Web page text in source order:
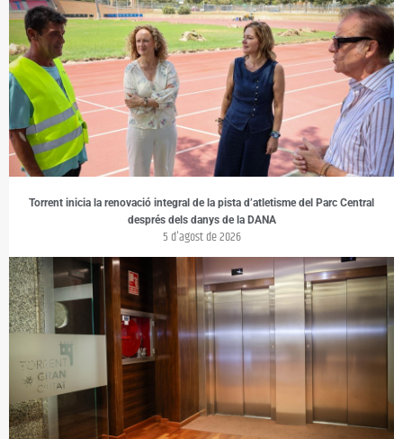
Torrent inicia la renovació integral de la pista d’atletisme del Parc Central
després dels danys de la DANA
5 d'agost de 2026